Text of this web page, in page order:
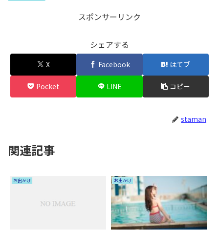
スポンサーリンク
シェアする
X Facebook はてブ
Pocket LINE コピー
staman
関連記事
お出かけ お出かけ